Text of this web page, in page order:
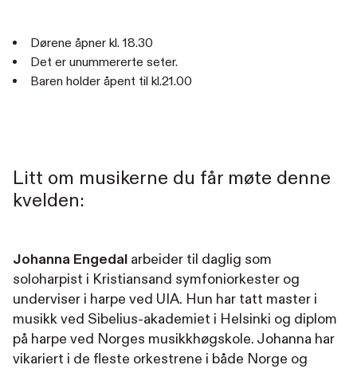
Dørene åpner kl. 18.30
Det er unummererte seter.
Baren holder åpent til kl.21.00
Litt om musikerne du får møte denne
kvelden:
Johanna Engedal arbeider til daglig som
soloharpist i Kristiansand symfoniorkester og
underviser i harpe ved UIA. Hun har tatt master i
musikk ved Sibelius-akademiet i Helsinki og diplom
på harpe ved Norges musikkhøgskole. Johanna har
vikariert i de fleste orkestrene i både Norge og